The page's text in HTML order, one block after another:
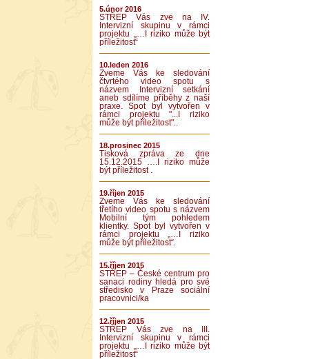
5.únor 2016
STŘEP Vás zve na IV.
Intervizní skupinu v rámci
projektu „…I riziko může být
příležitost“
10.leden 2016
Zveme Vás ke sledování
čtvrtého video spotu s
názvem Intervizní setkání
aneb sdílíme příběhy z naší
praxe. Spot byl vytvořen v
rámci projektu "...I riziko
může být příležitost"..
18.prosinec 2015
Tisková zpráva ze dne
15.12.2015 ….I riziko může
být příležitost .
19.říjen 2015
Zveme Vás ke sledování
třetího video spotu s názvem
Mobilní tým pohledem
klientky. Spot byl vytvořen v
rámci projektu „…I riziko
může být příležitost“.
15.říjen 2015
STŘEP – České centrum pro
sanaci rodiny hledá pro své
středisko v Praze sociální
pracovnici/ka
12.říjen 2015
STŘEP Vás zve na III.
Intervizní skupinu v rámci
projektu „…I riziko může být
příležitost“